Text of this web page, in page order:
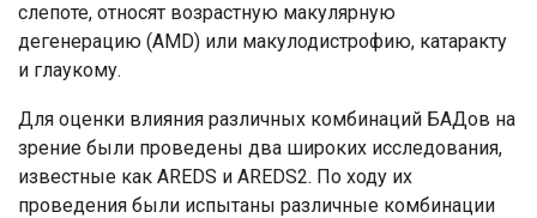
слепоте, относят возрастную макулярную
дегенерацию (AMD) или макулодистрофию, катаракту
и глаукому.
Для оценки влияния различных комбинаций БАДов на
зрение были проведены два широких исследования,
известные как AREDS и AREDS2. По ходу их
проведения были испытаны различные комбинации